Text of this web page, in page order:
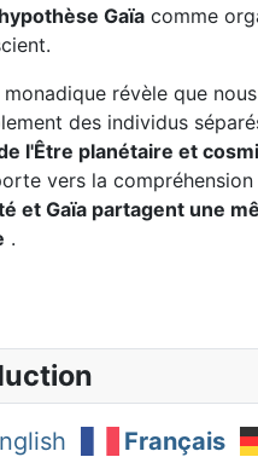
hypothèse Gaïa comme
révèle que
des individus
l'Être planétaire et
vers la compréhension
et Gaïa partagent une
.
Corps Atmique (11/21)
Français